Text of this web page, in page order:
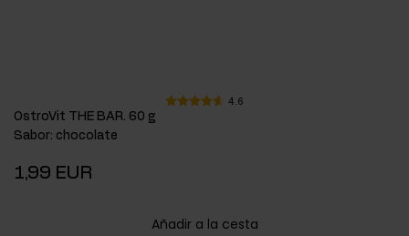
4.6
OstroVit THE BAR. 60 g
Sabor: chocolate
1,99 EUR
Añadir a la cesta